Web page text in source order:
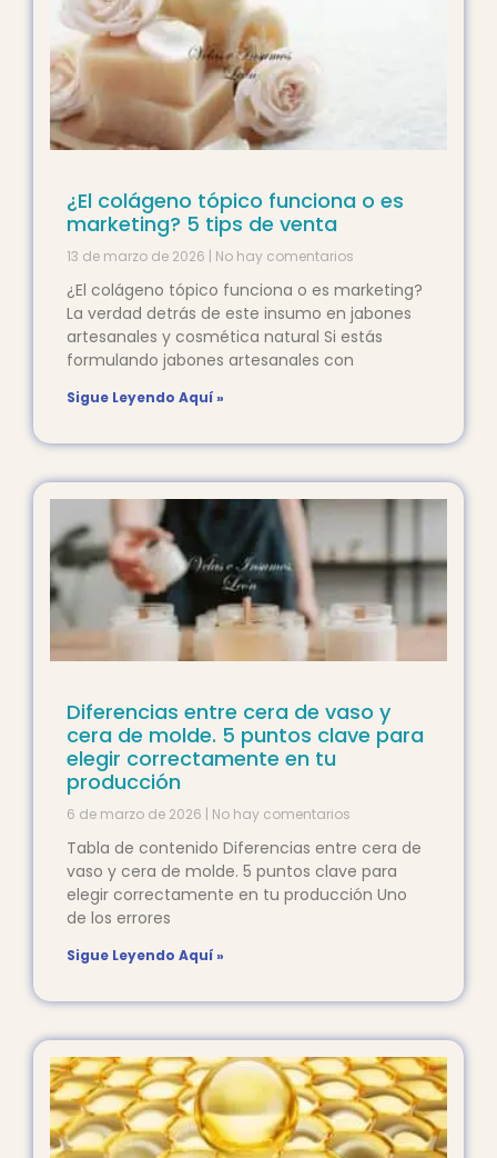
¿El colágeno tópico funciona o es
marketing? 5 tips de venta
13 de marzo de 2026 No hay comentarios
¿El colágeno tópico funciona o es marketing?
La verdad detrás de este insumo en jabones
artesanales y cosmética natural Si estás
formulando jabones artesanales con
Sigue Leyendo Aquí »
Diferencias entre cera de vaso y
cera de molde. 5 puntos clave para
elegir correctamente en tu
producción
6 de marzo de 2026 No hay comentarios
Tabla de contenido Diferencias entre cera de
vaso y cera de molde. 5 puntos clave para
elegir correctamente en tu producción Uno
de los errores
Sigue Leyendo Aquí »